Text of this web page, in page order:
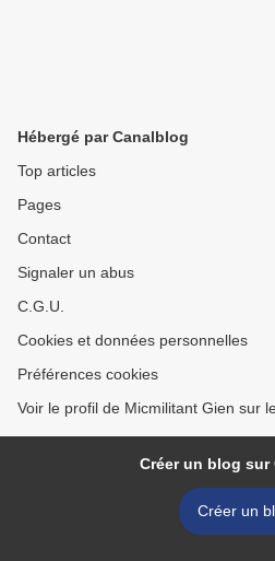
Hébergé par Canalblog
Top articles
Pages
Contact
Signaler un abus
C.G.U.
Cookies et données personnelles
Préférences cookies
Voir le profil de Micmilitant Gien sur
Créer un blog sur
Créer un